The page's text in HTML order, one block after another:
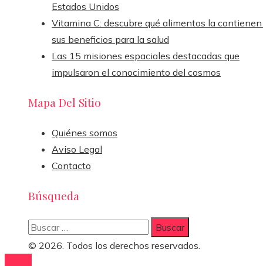
Estados Unidos
Vitamina C: descubre qué alimentos la
sus beneficios para la salud
Las 15 misiones espaciales destacadas que
impulsaron el conocimiento del cosmos
Mapa Del Sitio
Quiénes somos
Aviso Legal
Contacto
Búsqueda
Buscar:
© 2026. Todos los derechos reservados.